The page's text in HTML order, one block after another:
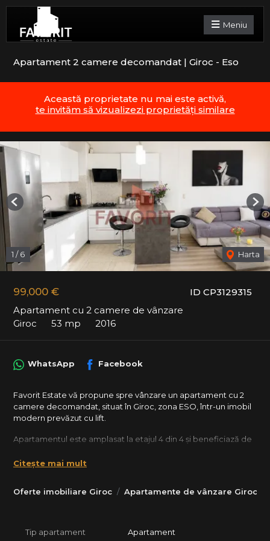
Meniu
Apartament 2 camere decomandat | Giroc - Eso
Această proprietate nu mai este activă,
te invităm să vizualizezi proprietăți similare
ID CP3129315
99,000 €
Apartament cu 2 camere de vânzare
Giroc
53 mp 2016
1 /6 Harta
Previous
Oferte imobiliare Giroc Apartamente de vânzare Giroc
WhatsApp Facebook
Favorit Estate vă propune spre vânzare un apartament cu 2
camere decomandat, situat în Giroc, zona ESO, într-un imobil
modern prevăzut cu lift.
Apartamentul este amplasat la etajul 4 din 4 și beneficiază de
generoasă de 8 mp, ideală pentru relaxare.
* dormitor
* baie
Citește mai mult
Tip apartament Apartament